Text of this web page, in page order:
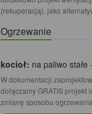
(rekuperacją), jako
Ogrzewanie
kocioł: na paliwo
W dokumentacji
dołączamy GRATIS
zmianę sposobu